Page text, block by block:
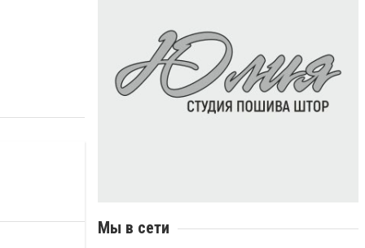
Мы в сети